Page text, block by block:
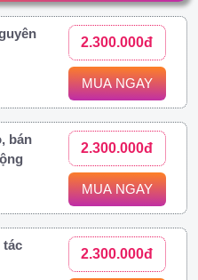
2.300.000đ
MUA NGAY
bán
2.300.000đ
MUA NGAY
tác
2.300.000đ